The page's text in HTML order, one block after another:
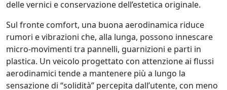
delle vernici e conservazione dell’estetica originale.
Sul fronte comfort, una buona aerodinamica riduce
rumori e vibrazioni che, alla lunga, possono innescare
micro-movimenti tra pannelli, guarnizioni e parti in
plastica. Un veicolo progettato con attenzione ai flussi
aerodinamici tende a mantenere più a lungo la
sensazione di “solidità” percepita dall’utente, con meno